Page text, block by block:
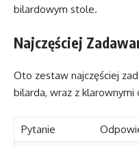
bilardowym stole.
Najczęściej
Oto zestaw najczęściej
bilarda, wraz z klarownymi
Pytanie